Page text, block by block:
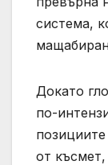
система,
Докато
по-
от